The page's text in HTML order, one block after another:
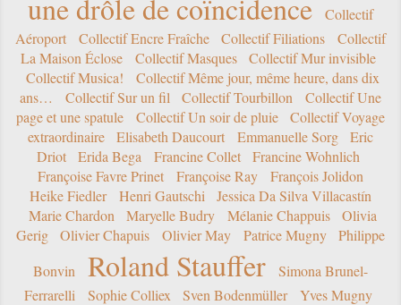
une drôle de coïncidence
Collectif
Aéroport
Collectif Encre Fraîche Collectif Filiations
Collectif
La Maison Éclose
Collectif Masques
Collectif Mur invisible
Collectif Musica!
Collectif Même jour, même heure, dans dix
ans…
Collectif Sur un fil Collectif Tourbillon
Collectif Une
page et une spatule
Collectif Un soir de pluie
Collectif Voyage
extraordinaire
Elisabeth Daucourt Emmanuelle Sorg
Eric
Driot
Erida Bega Francine Collet
Francine Wohnlich
Françoise Favre Prinet
Françoise Ray
François Jolidon
Heike Fiedler
Henri Gautschi
Jessica Da Silva Villacastín
Marie Chardon
Maryelle Budry Mélanie Chappuis
Olivia
Gerig
Olivier Chapuis Olivier May Patrice Mugny
Philippe
Bonvin
Roland Stauffer
Simona Brunel-
Ferrarelli
Sophie Colliex Sven Bodenmüller Yves Mugny